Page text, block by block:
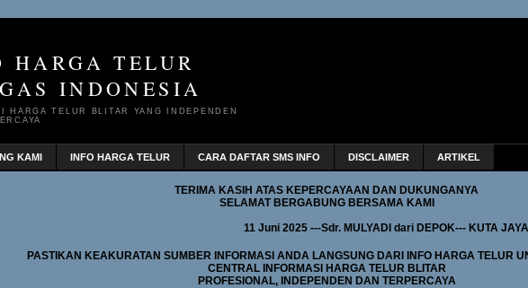
HARGA TELUR
INDONESIA
HARGA TELUR BLITAR YANG INDEPENDEN
KAMI INFO HARGA TELUR CARA DAFTAR SMS INFO DISCLAIMER ARTIKEL
TERIMA KASIH ATAS KEPERCAYAAN DAN DUKUNGANYA
SELAMAT BERGABUNG BERSAMA KAMI
11 Juni 2025 ---Sdr. MULYADI dari DEPOK--- KUTA
PASTIKAN KEAKURATAN SUMBER INFORMASI ANDA LANGSUNG DARI INFO HARGA TELUR
CENTRAL INFORMASI HARGA TELUR BLITAR
PROFESIONAL, INDEPENDEN DAN TERPERCAYA